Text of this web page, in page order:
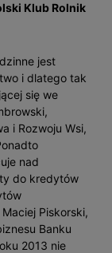
Klub Rolnik
jest
i dlatego tak
się we
i Rozwoju Wsi,
nad
do kredytów
Piskorski,
Banku
2013 nie